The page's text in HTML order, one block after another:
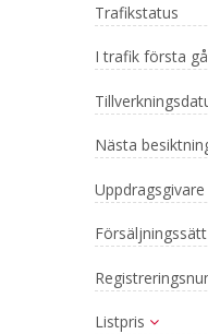
Trafikstatus
I trafik första
Nästa
Uppdragsgivare
Försäljningssätt
Listpris